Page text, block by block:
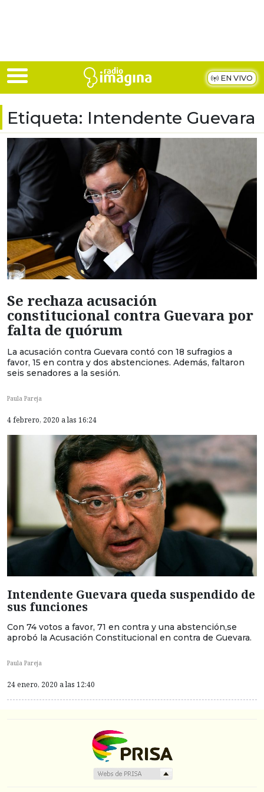
EN VIVO
Etiqueta: Intendente Guevara
Se rechaza acusación
constitucional contra Guevara por
falta de quórum
La acusación contra Guevara contó con 18 sufragios a
favor, 15 en contra y dos abstenciones. Además, faltaron
seis senadores a la sesión.
Paula Pareja
4 febrero, 2020 a las 16:24
Intendente Guevara queda suspendido de
sus funciones
Con 74 votos a favor, 71 en contra y una abstención,se
aprobó la Acusación Constitucional en contra de Guevara.
Paula Pareja
24 enero, 2020 a las 12:40